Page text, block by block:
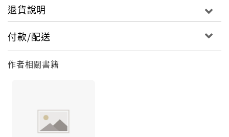
退貨說明
付款/配送
作者相關書籍